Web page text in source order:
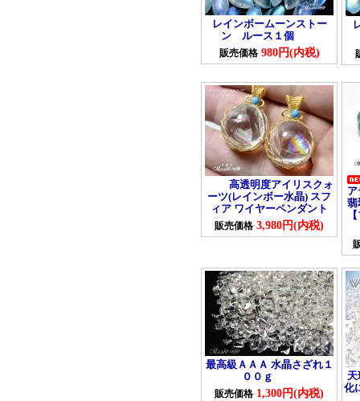
レインボームーンストー
ン ルース１個
販売価格980円(内税)
高透明度アイリスクォ
ーツ(レインボー水晶) スフ
ィア ワイヤーペンダント
販売価格 3,980円(内税)
翡
最高級ＡＡＡ 水晶さざれ１
００ｇ
販売価格 1,300円(内税)
化